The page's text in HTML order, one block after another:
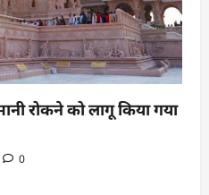
रोकने को लागू किया गया
0